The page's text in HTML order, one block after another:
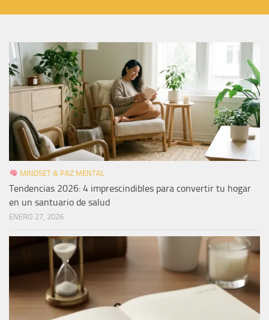
MINDSET & PAZ MENTAL
Tendencias 2026: 4 imprescindibles para convertir tu hogar
en un santuario de salud
ENERO 27, 2026